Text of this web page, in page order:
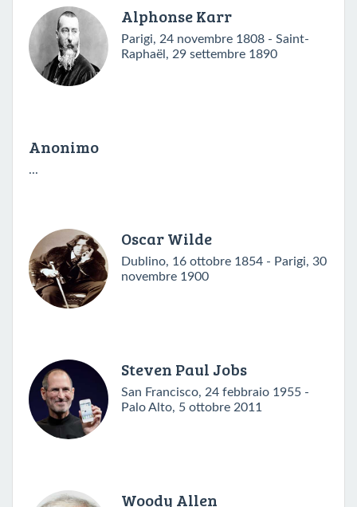
Alphonse Karr
Parigi, 24 novembre 1808 - Saint-
Raphaël, 29 settembre 1890
Anonimo
...
Oscar Wilde
Dublino, 16 ottobre 1854 - Parigi, 30
novembre 1900
Steven Paul Jobs
San Francisco, 24 febbraio 1955 -
Palo Alto, 5 ottobre 2011
Woody Allen